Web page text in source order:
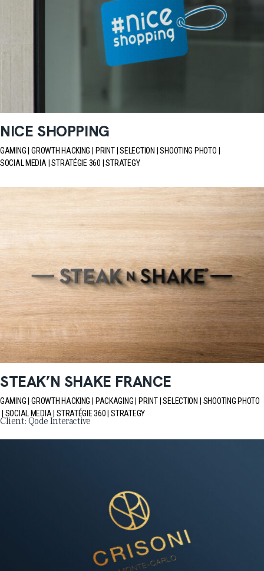
NICE SHOPPING
GAMING GROWTH HACKING PRINT SELECTION
SHOOTING PHOTO
SOCIAL MEDIA STRATÉGIE 360 STRATEGY
STEAK’N SHAKE FRANCE
GAMING GROWTH HACKING PACKAGING PRINT SELECTION
SHOOTING PHOTO
SOCIAL MEDIA STRATÉGIE 360 STRATEGY
Client: Qode Interactive